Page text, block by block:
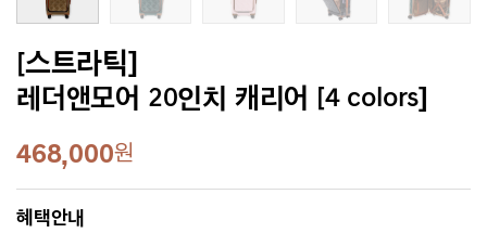
[스트라틱]
레더앤모어 20인치 캐리어 [4 colors]
468,000원
혜택안내